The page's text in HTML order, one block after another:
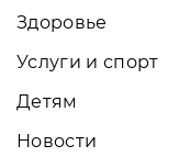
Здоровье
Услуги и спорт
Детям
Новости